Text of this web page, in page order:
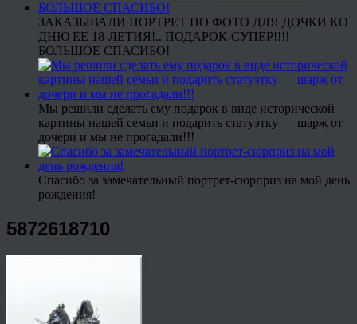
ЗАКАЗЫВАЛИ ПОРТРЕТ ПО ФОТО ДЛЯ ДОЧКИ КО
ДНЮ ЕЕ 18-ЛЕТИЯ!.. ПОДАРОК-СУПЕР!!!!
БОЛЬШОЕ СПАСИБО!
Мы решили сделать ему подарок в виде исторической
картины нашей семьи и подарить статуэтку — шарж от
дочери и мы не прогадали!!!
Спасибо за замечательный портрет-сюрприз на мой день
рождения!
5872618710